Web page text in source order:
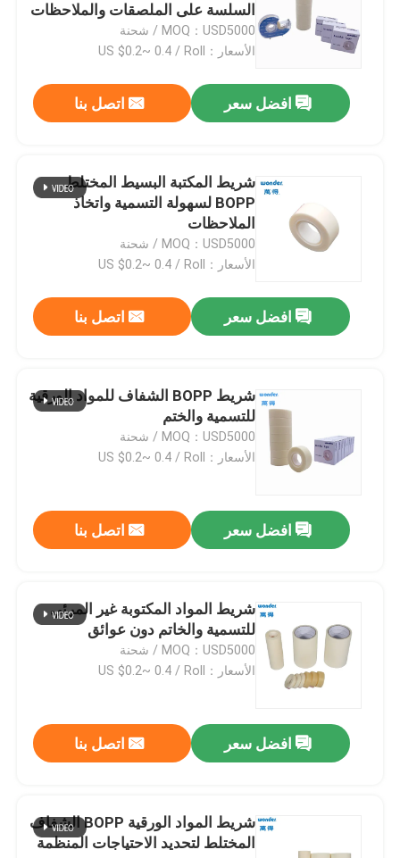
فيديوهات
برنامج VR
جولة في المصنع
اتصل بنا
القضايا
شريط رقائق الألومنيوم
شريط ملصق ذو جانبين
شريط رغوة ملصق ذاتي
السلسة على الملصقات والملاحظات
MOQ：USD5000 / شحنة
الأسعار：US $0.2~ 0.4 / Roll
افضل سعر اتصل بنا
شريط المكتبة البسيط المختلط
BOPP لسهولة التسمية واتخاذ
الملاحظات
MOQ：USD5000 / شحنة
الأسعار：US $0.2~ 0.4 / Roll
افضل سعر اتصل بنا
شريط BOPP الشفاف للمواد الورقية
للتسمية والختم
MOQ：USD5000 / شحنة
الأسعار：US $0.2~ 0.4 / Roll
افضل سعر اتصل بنا
شريط المواد المكتوبة غير المرئي
للتسمية والخاتم دون عوائق
MOQ：USD5000 / شحنة
الأسعار：US $0.2~ 0.4 / Roll
افضل سعر اتصل بنا
شريط المواد الورقية BOPP الشفاف
المختلط لتحديد الاحتياجات المنظمة